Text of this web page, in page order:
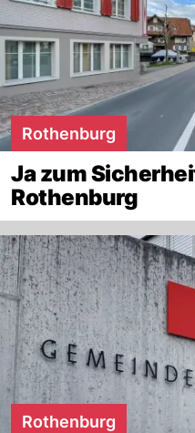
Rothenburg
Ja zum
Rothenburg
Rothenburg